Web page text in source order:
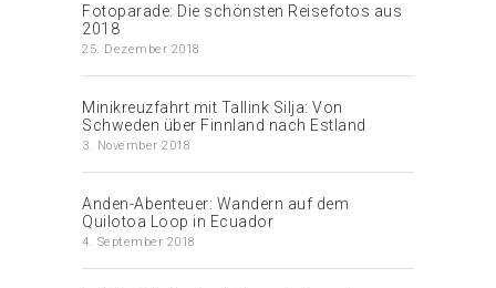
Fotoparade: Die schönsten Reisefotos aus
2018
25. Dezember 2018
Minikreuzfahrt mit Tallink Silja: Von
Schweden über Finnland nach Estland
3. November 2018
Anden-Abenteuer: Wandern auf dem
Quilotoa Loop in Ecuador
4. September 2018